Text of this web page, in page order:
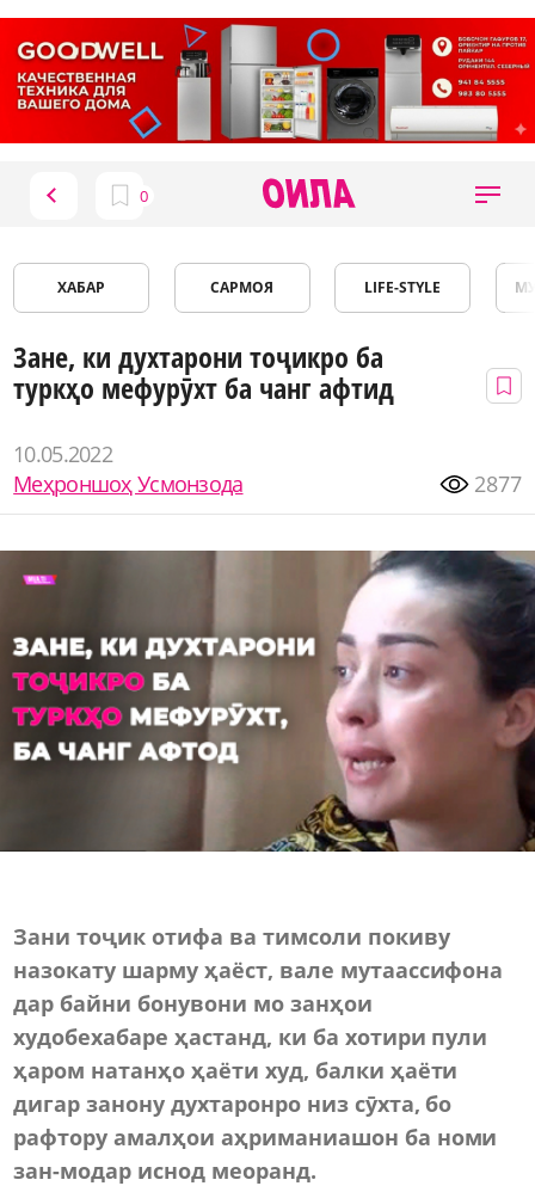
ХАБАР САРМОЯ LIFE-STYLE
Зане, ки духтарони тоҷикро ба
туркҳо мефурӯхт ба чанг афтид
10.05.2022
Меҳроншоҳ Усмонзода
2877
Зани тоҷик отифа ва тимсоли покиву
назокату шарму ҳаёст, вале мутаассифона
дар байни бонувони мо занҳои
худобехабаре ҳастанд, ки ба хотири пули
ҳаром натанҳо ҳаёти худ, балки ҳаёти
дигар занону духтаронро низ сӯхта, бо
рафтору амалҳои аҳриманиашон ба номи
зан-модар иснод меоранд.